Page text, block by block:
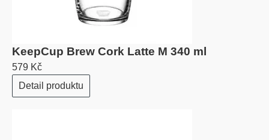
KeepCup Brew Cork Latte M 340 ml
579 Kč
Detail produktu